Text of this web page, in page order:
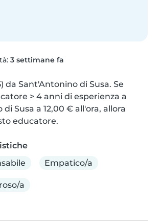
3 settimane fa
da Sant'Antonino di Susa. Se
> 4 anni di esperienza a
Susa a 12,00 € all'ora, allora
educatore.
Empatico/a
a